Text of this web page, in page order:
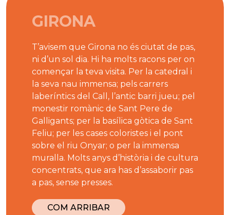
GIRONA
T’avisem que Girona no és ciutat de pas,
ni d’un sol dia. Hi ha molts racons per on
començar la teva visita. Per la catedral i
la seva nau immensa; pels carrers
laberíntics del Call, l’antic barri jueu; pel
monestir romànic de Sant Pere de
Galligants; per la basílica gòtica de Sant
Feliu; per les cases coloristes i el pont
sobre el riu Onyar; o per la immensa
muralla. Molts anys d’història i de cultura
concentrats, que ara has d’assaborir pas
a pas, sense presses.
COM ARRIBAR